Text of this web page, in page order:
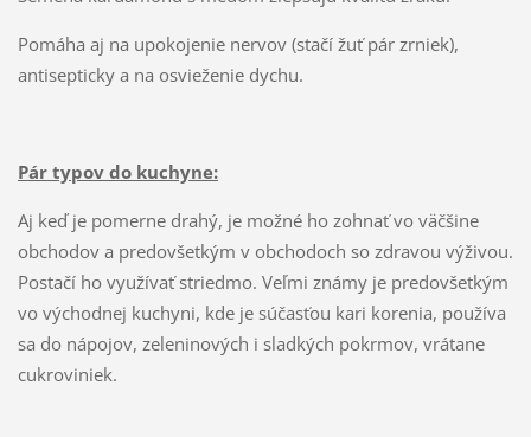
Pomáha aj na upokojenie nervov (stačí žuť pár zrniek),
antisepticky a na osvieženie dychu.
Pár typov do kuchyne:
Aj keď je pomerne drahý, je možné ho zohnať vo väčšine
obchodov a predovšetkým v obchodoch so zdravou výživou.
Postačí ho využívať striedmo. Veľmi známy je predovšetkým
vo východnej kuchyni, kde je súčasťou kari korenia, používa
sa do nápojov, zeleninových i sladkých pokrmov, vrátane
cukroviniek.